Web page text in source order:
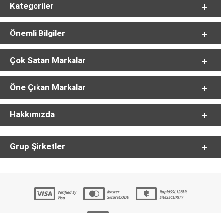
Kategoriler
Önemli Bilgiler
Çok Satan Markalar
Öne Çıkan Markalar
Hakkımızda
Grup Şirketler